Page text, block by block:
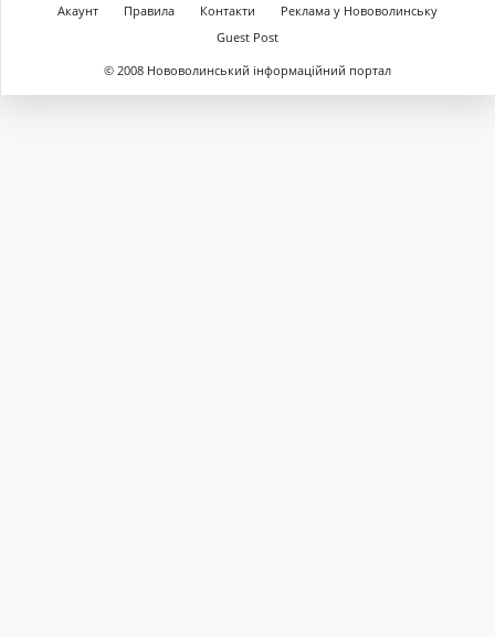
Акаунт Правила Контакти
Реклама у Нововолинську
Guest Post
© 2008 Нововолинський інформаційний портал